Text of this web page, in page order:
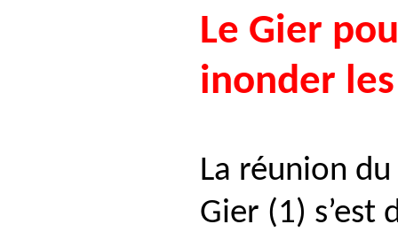
Le Gier
inonder
La réunion
Gier (1) s’est